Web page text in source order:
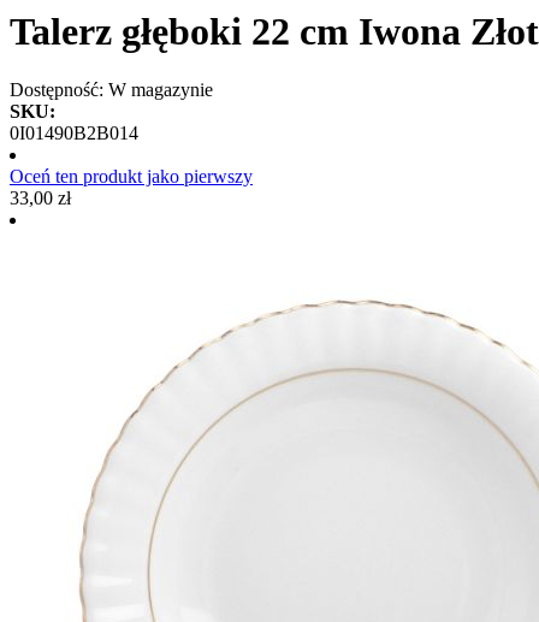
Talerz głęboki 22 cm Iwona
Dostępność: W magazynie
SKU:
0I01490B2B014
Oceń ten produkt jako pierwszy
33,00 zł